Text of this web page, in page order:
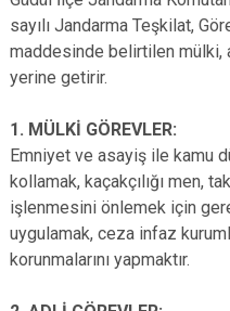
Beypazarı
Çamlıdere
Çankaya
Elmadağ
Etimesgut
Evren
Gölbaşı
sayılı Jandarma Teşkilat,
maddesinde belirtilen
yerine getirir.
1. MÜLKİ GÖREVLER:
Emniyet ve asayiş ile kamu
kollamak, kaçakçılığı men,
işlenmesini önlemek için
uygulamak, ceza infaz
korunmalarını yapmaktır.